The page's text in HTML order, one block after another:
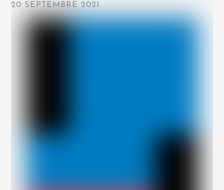
20 SEPTEMBRE 2021